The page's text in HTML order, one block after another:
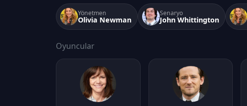
Yönetmen
Olivia Newman
Senaryo
John Whittington
Oyuncular